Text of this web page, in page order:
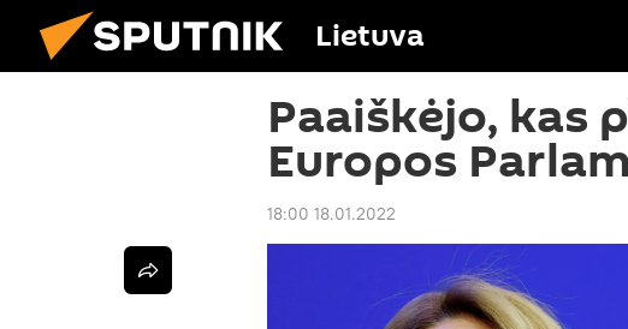
Lietuva
Paaiškėjo, kas
Europos
18:00 18.01.2022